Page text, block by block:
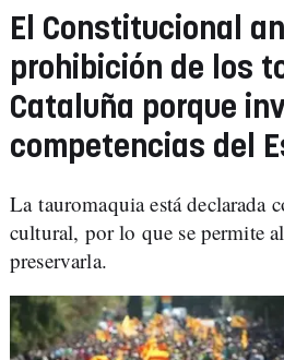
El Constitucional
prohibición de los
Cataluña porque
competencias del
La tauromaquia está declarada
cultural, por lo que se permite
preservarla.